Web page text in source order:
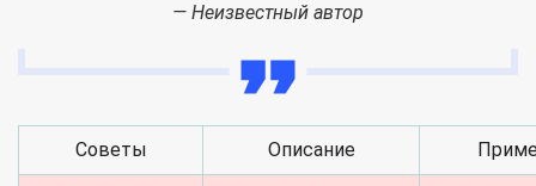
— Неизвестный автор
Советы Описание